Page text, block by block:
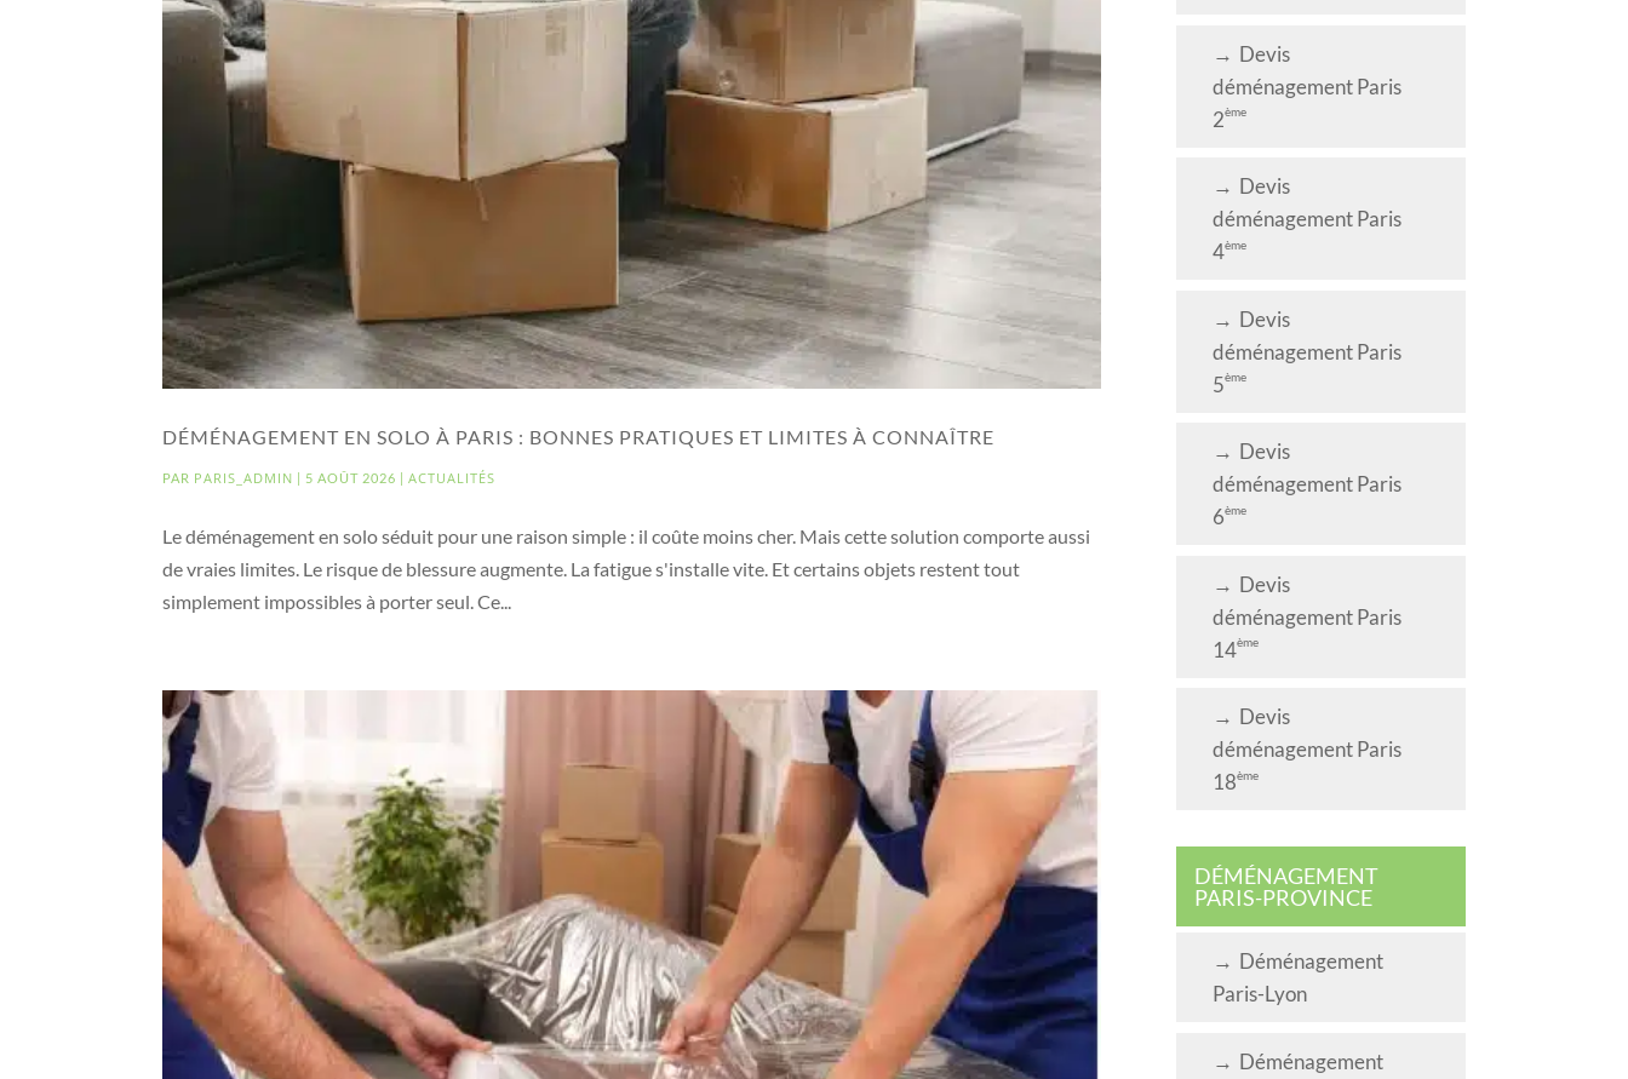
DÉMÉNAGEMENT EN SOLO À PARIS : BONNES PRATIQUES ET LIMITES À CONNAÎTRE
PAR PARIS_ADMIN 5 AOÛT 2026 |ACTUALITÉS
Le déménagement en solo séduit pour une raison simple : il coûte moins cher. Mais cette solution comporte aussi
de vraies limites. Le risque de blessure augmente. La fatigue s'installe vite. Et certains objets restent tout
simplement impossibles à porter seul. Ce...
Devis
déménagement Paris
2ème
Devis
déménagement Paris
4ème
Devis
déménagement Paris
5ème
Devis
déménagement Paris
6ème
Devis
déménagement Paris
14ème
Devis
déménagement Paris
18ème
DÉMÉNAGEMENT
PARIS-PROVINCE
Déménagement
Paris-Lyon
Déménagement